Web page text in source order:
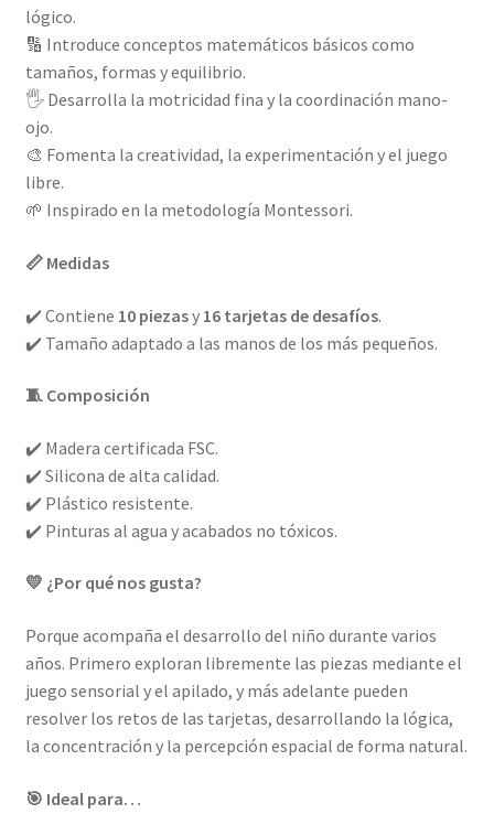
lógico.
🔢 Introduce conceptos matemáticos básicos como
tamaños, formas y equilibrio.
🖐️ Desarrolla la motricidad fina y la coordinación mano-
ojo.
🎨 Fomenta la creatividad, la experimentación y el juego
libre.
🌱 Inspirado en la metodología Montessori.
📏 Medidas
✔️ Contiene 10 piezasy 16 tarjetas de desafíos.
✔️ Tamaño adaptado a las manos de los más pequeños.
🧵 Composición
✔️ Madera certificada FSC.
✔️ Silicona de alta calidad.
✔️ Plástico resistente.
✔️ Pinturas al agua y acabados no tóxicos.
💛 ¿Por qué nos gusta?
Porque acompaña el desarrollo del niño durante varios
años. Primero exploran libremente las piezas mediante el
juego sensorial y el apilado, y más adelante pueden
resolver los retos de las tarjetas, desarrollando la lógica,
la concentración y la percepción espacial de forma natural.
🎯 Ideal para…